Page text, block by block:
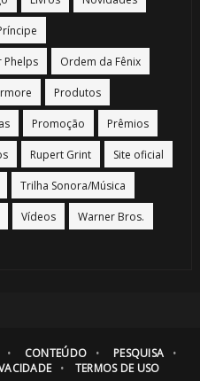
Phelps Ordem da Fênix
Produtos
Promoção Prêmios
Rupert Grint Site oficial
Trilha Sonora/Música
Vídeos Warner Bros.
CONTEÚDO
PESQUISA
TERMOS DE USO